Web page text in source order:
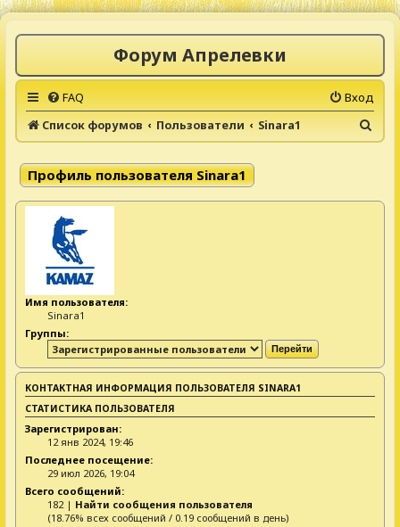
Форум Апрелевки
FAQ
Вход
Список форумов
Пользователи Sinara1
о
Профиль пользователя Sinara1
Имя пользователя:
Sinara1
Группы:
КОНТАКТНАЯ ИНФОРМАЦИЯ ПОЛЬЗОВАТЕЛЯ SINARA1
СТАТИСТИКА ПОЛЬЗОВАТЕЛЯ
Зарегистрирован:
12 янв 2024, 19:46
Последнее посещение:
29 июл 2026, 19:04
Всего сообщений:
182 | Найти сообщения пользователя
(18.76% всех сообщений / 0.19 сообщений в день)